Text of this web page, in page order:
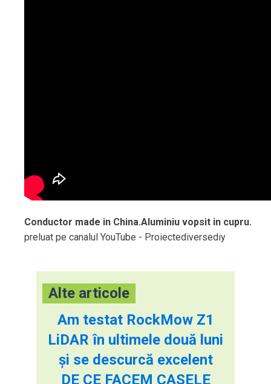
Conductor made in China.Aluminiu vopsit in cupru.
preluat pe canalul YouTube - Proiectediversediy
Alte articole
Am testat RockMow Z1
LiDAR în ultimele două luni
și se descurcă excelent
DE CE FACEM CASELE